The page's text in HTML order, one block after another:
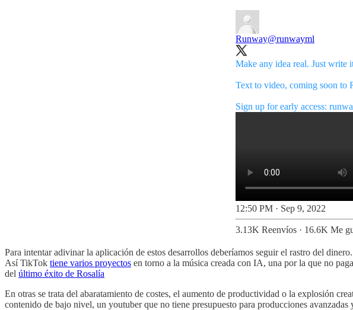
Runway@runwayml
Make any idea real. Just write
Text to video, coming soon to
Sign up for early access:
12:50 PM · Sep 9, 2022
3.13K Reenvíos · 16.6K Me
Para intentar adivinar la aplicación de estos desarrollos deberíamos seguir el rastro del
Así TikTok tiene varios proyectos en torno a la música creada con IA, una por la que no
del último éxito de Rosalía
En otras se trata del abaratamiento de costes, el aumento de productividad o la explosión
contenido de bajo nivel, un youtuber que no tiene presupuesto para producciones